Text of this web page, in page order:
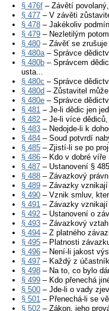
§ 476f – Závětí
§ 477 – V závěti
§ 478 – Jakékoliv
§ 479 – Nezletilým
§ 480 – Závěť se
§ 480a– Správce
§ 480b – Správcem
usta...
§ 480c – Správce
§ 480d – Zůstavitel
§ 480e – Správce
§ 481 – Je-li dědic jen
§ 482 – Je-li více
§ 483 – Nedojde-li k
§ 484 – Soud potvrdí
§ 485 – Zjistí-li se po
§ 486 – Kdo v dobré víře
§ 487 – Ustanovení §
§ 488 – Závazkový
§ 489 – Závazky
§ 490 – Vznik smluv,
§ 491 – Závazky
§ 492 – Ustanovení o
§ 493 – Závazkový
§ 494 – Z platného
§ 495 – Platnosti
§ 496 – Není-li jakost
§ 497 – Každý z
§ 498 – Na to, co bylo
§ 499 – Kdo přenechá
§ 500 – Jde-li o vady
§ 501 – Přenechá-li se
§ 502 – Zákon, jeho